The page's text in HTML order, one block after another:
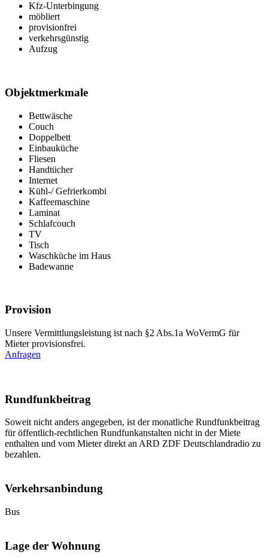
Kfz-Unterbingung
möbliert
provisionfrei
verkehrsgünstig
Aufzug
Objektmerkmale
Bettwäsche
Couch
Doppelbett
Einbauküche
Fliesen
Handtücher
Internet
Kühl-/ Gefrierkombi
Kaffeemaschine
Laminat
Schlafcouch
TV
Tisch
Waschküche im Haus
Badewanne
Provision
Unsere Vermittlungsleistung ist nach §2 Abs.1a WoVermG für
Mieter provisionsfrei.
Anfragen
Rundfunkbeitrag
Soweit nicht anders angegeben, ist der monatliche Rundfunkbeitrag
für öffentlich-rechtlichen Rundfunkanstalten nicht in der Miete
enthalten und vom Mieter direkt an ARD ZDF Deutschlandradio zu
bezahlen.
Verkehrsanbindung
Bus
Lage der Wohnung